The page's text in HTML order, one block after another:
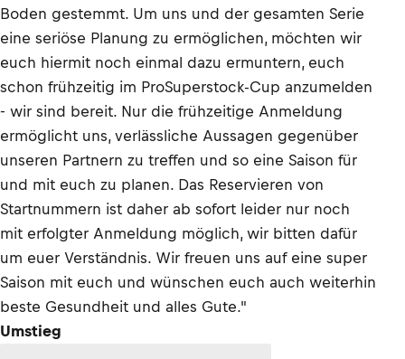
Boden gestemmt. Um uns und der gesamten Serie
eine seriöse Planung zu ermöglichen, möchten wir
euch hiermit noch einmal dazu ermuntern, euch
schon frühzeitig im ProSuperstock-Cup anzumelden
- wir sind bereit. Nur die frühzeitige Anmeldung
ermöglicht uns, verlässliche Aussagen gegenüber
unseren Partnern zu treffen und so eine Saison für
und mit euch zu planen. Das Reservieren von
Startnummern ist daher ab sofort leider nur noch
mit erfolgter Anmeldung möglich, wir bitten dafür
um euer Verständnis. Wir freuen uns auf eine super
Saison mit euch und wünschen euch auch weiterhin
beste Gesundheit und alles Gute."
Umstieg